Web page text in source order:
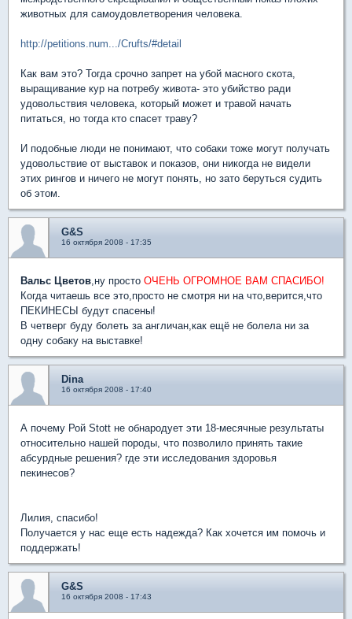
животных для самоудовлетворения человека.
http://petitions.num.../Crufts/#detail
Как вам это? Тогда срочно запрет на убой масного скота,
выращивание кур на потребу живота- это убийство ради
удовольствия человека, который может и травой начать
питаться, но тогда кто спасет траву?
И подобные люди не понимают, что собаки тоже могут получать
удовольствие от выставок и показов, они никогда не видели
этих рингов и ничего не могут понять, но зато беруться судить
об этом.
G&S
16 октября 2008 - 17:35
Вальс Цветов,ну просто ОЧЕНЬ ОГРОМНОЕ ВАМ СПАСИБО!
Когда читаешь все это,просто не смотря ни на что,верится,что
ПЕКИНЕСЫ будут спасены!
В четверг буду болеть за англичан,как ещё не болела ни за
одну собаку на выставке!
Dina
16 октября 2008 - 17:40
А почему Рой Stott не обнародует эти 18-месячные результаты
относительно нашей породы, что позволило принять такие
абсурдные решения? где эти исследования здоровья
пекинесов?
Лилия, спасибо!
Получается у нас еще есть надежда? Как хочется им помочь и
поддержать!
G&S
16 октября 2008 - 17:43